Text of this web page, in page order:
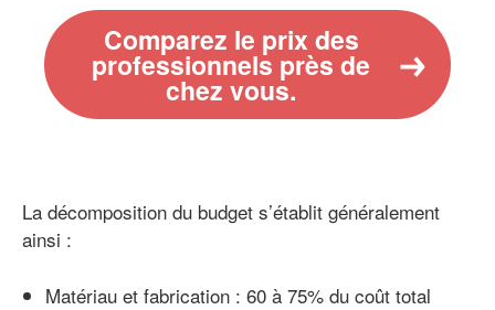
Comparez le prix des
professionnels près de
chez vous.
La décomposition du budget s’établit généralement
ainsi :
Matériau et fabrication : 60 à 75% du coût total